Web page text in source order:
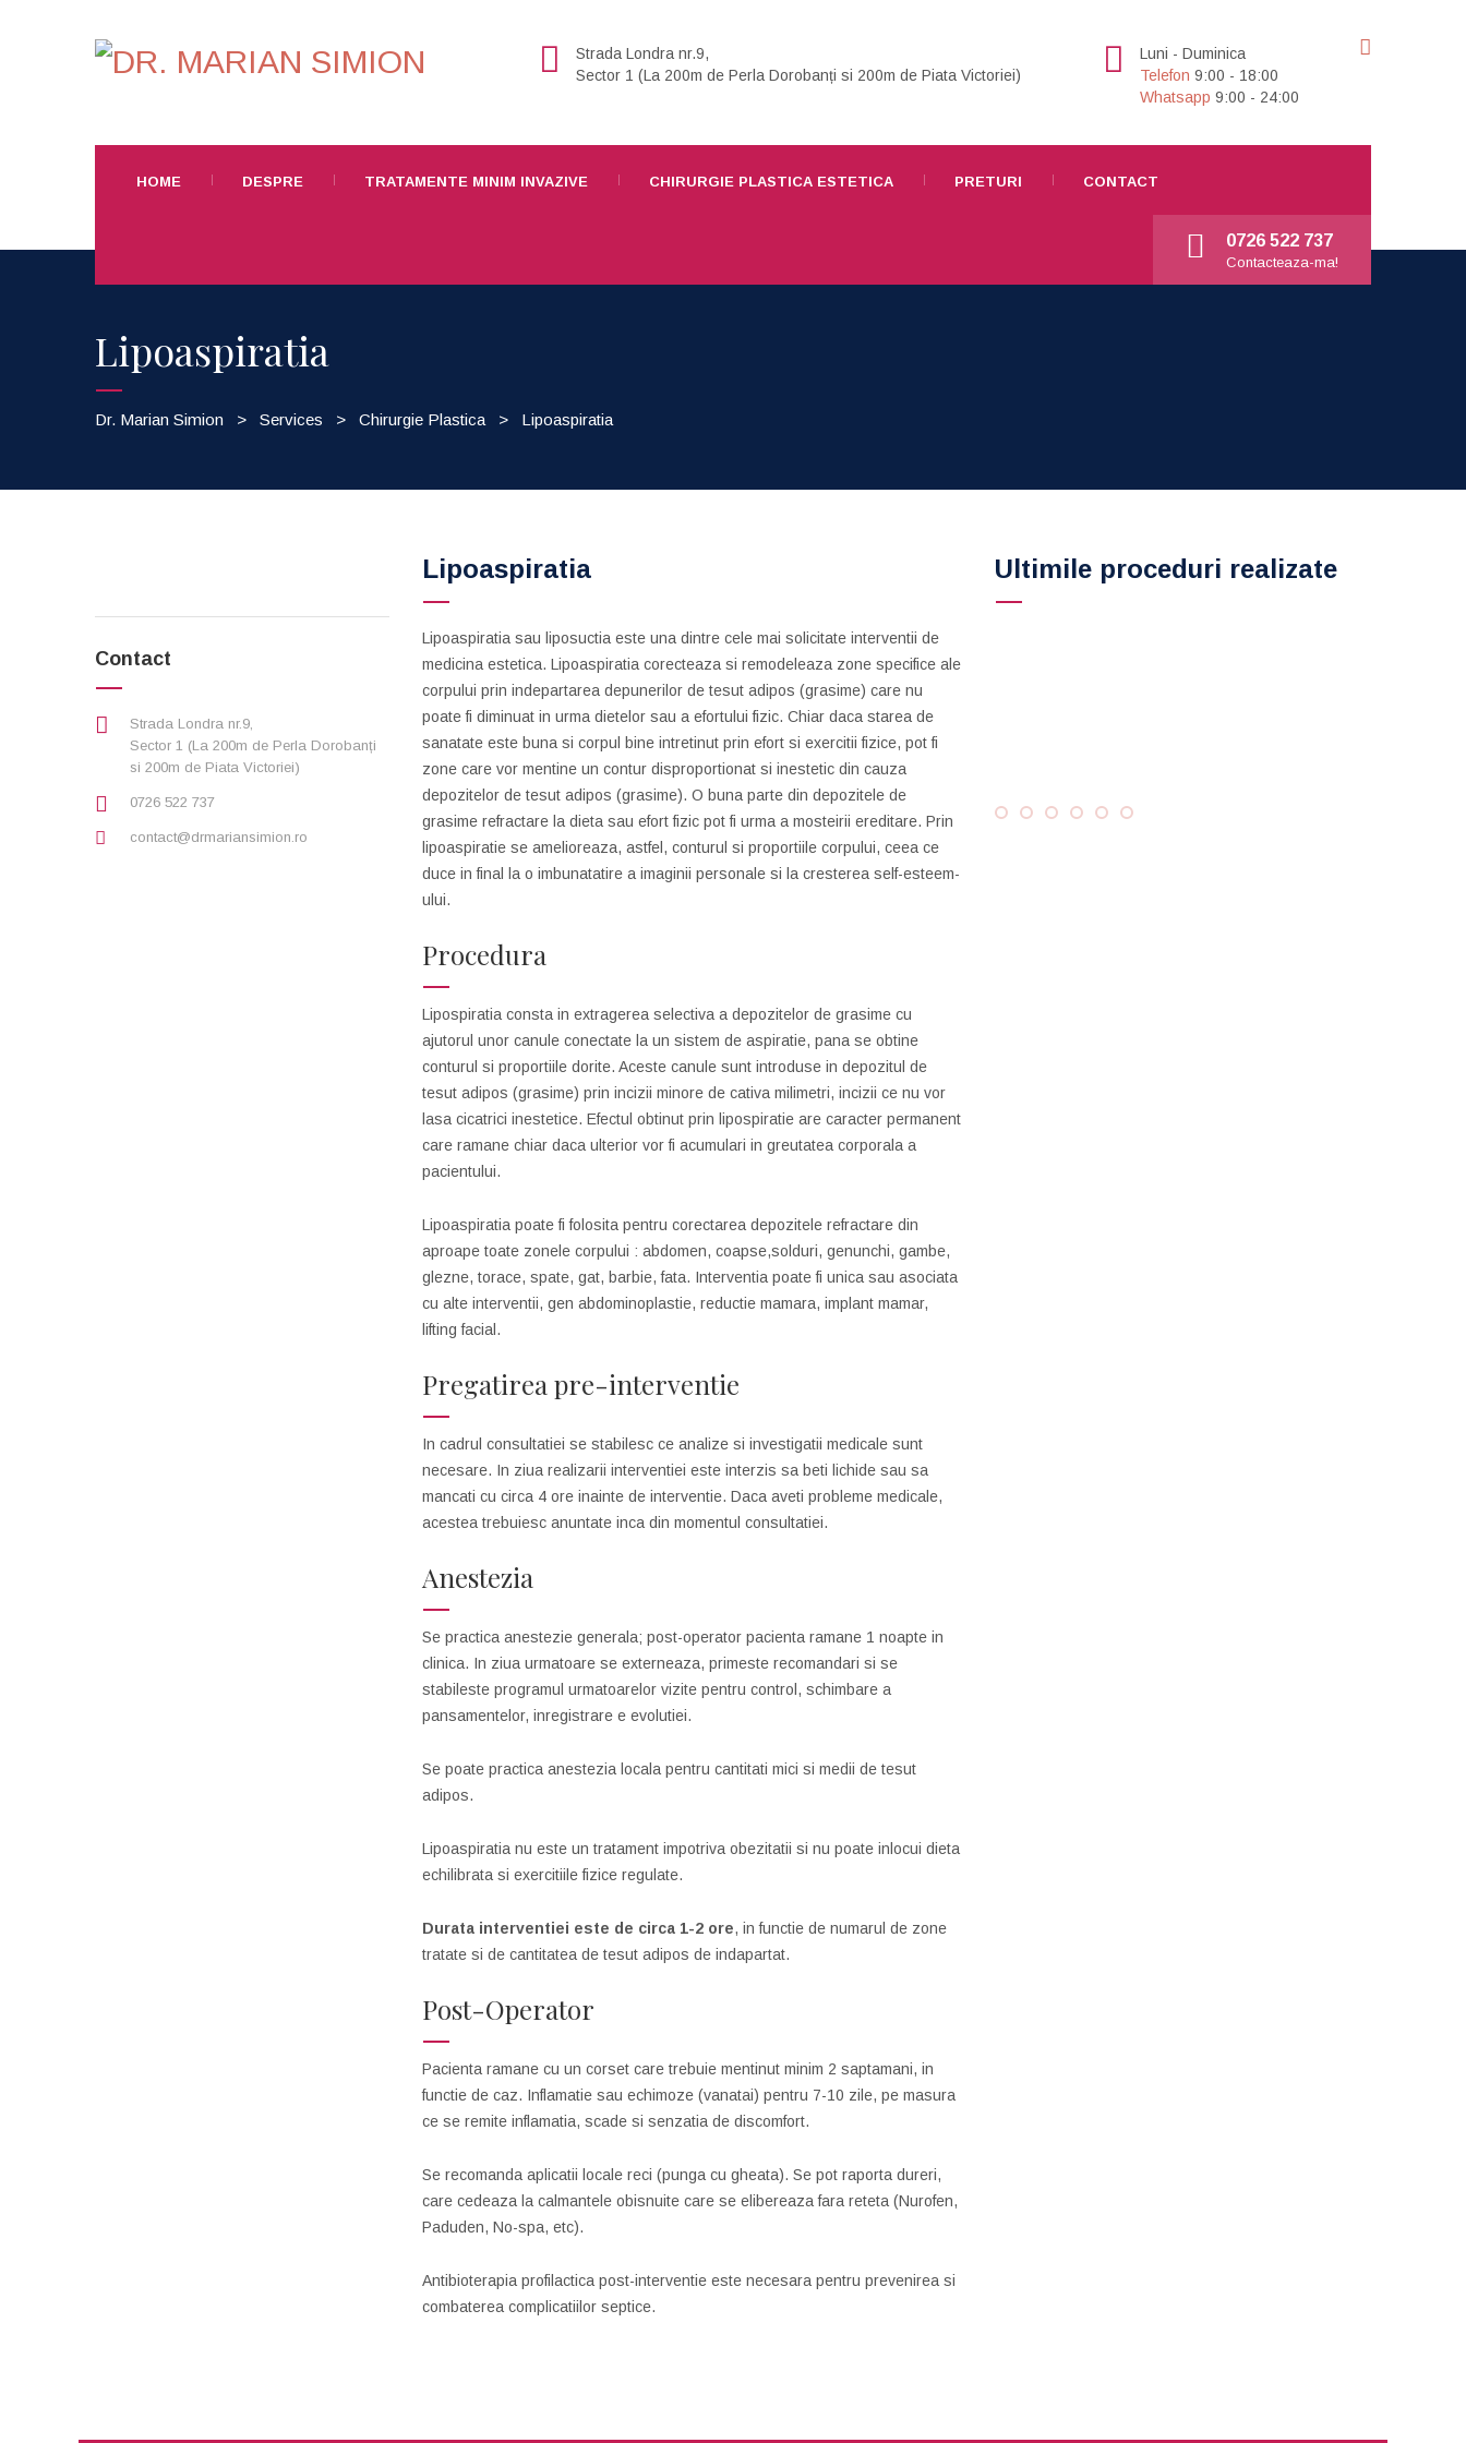
Luni - Duminica
Telefon 9:00 - 18:00
Whatsapp 9:00 - 24:00
Strada Londra nr.9,
Sector 1 (La 200m de Perla Dorobanți si 200m de Piata Victoriei)
HOME DESPRE TRATAMENTE MINIM INVAZIVE CHIRURGIE PLASTICA ESTETICA PRETURI CONTACT
0726 522 737
Contacteaza-ma!
Lipoaspiratia
Dr. Marian Simion > Services > Chirurgie Plastica > Lipoaspiratia
Contact
Strada Londra nr.9,
Sector 1 (La 200m de Perla Dorobanți
si 200m de Piata Victoriei)
0726 522 737
contact@drmariansimion.ro
Lipoaspiratia
Lipoaspiratia sau liposuctia este una dintre cele mai solicitate interventii de
medicina estetica. Lipoaspiratia corecteaza si remodeleaza zone specifice ale
corpului prin indepartarea depunerilor de tesut adipos (grasime) care nu
poate fi diminuat in urma dietelor sau a efortului fizic. Chiar daca starea de
sanatate este buna si corpul bine intretinut prin efort si exercitii fizice, pot fi
zone care vor mentine un contur disproportionat si inestetic din cauza
depozitelor de tesut adipos (grasime). O buna parte din depozitele de
grasime refractare la dieta sau efort fizic pot fi urma a mosteirii ereditare. Prin
lipoaspiratie se amelioreaza, astfel, conturul si proportiile corpului, ceea ce
duce in final la o imbunatatire a imaginii personale si la cresterea self-esteem-
ului.
Procedura
Lipospiratia consta in extragerea selectiva a depozitelor de grasime cu
ajutorul unor canule conectate la un sistem de aspiratie, pana se obtine
conturul si proportiile dorite. Aceste canule sunt introduse in depozitul de
tesut adipos (grasime) prin incizii minore de cativa milimetri, incizii ce nu vor
lasa cicatrici inestetice. Efectul obtinut prin lipospiratie are caracter permanent
care ramane chiar daca ulterior vor fi acumulari in greutatea corporala a
pacientului.
Lipoaspiratia poate fi folosita pentru corectarea depozitele refractare din
aproape toate zonele corpului : abdomen, coapse,solduri, genunchi, gambe,
glezne, torace, spate, gat, barbie, fata. Interventia poate fi unica sau asociata
cu alte interventii, gen abdominoplastie, reductie mamara, implant mamar,
lifting facial.
Pregatirea pre-interventie
In cadrul consultatiei se stabilesc ce analize si investigatii medicale sunt
necesare. In ziua realizarii interventiei este interzis sa beti lichide sau sa
mancati cu circa 4 ore inainte de interventie. Daca aveti probleme medicale,
acestea trebuiesc anuntate inca din momentul consultatiei.
Anestezia
Se practica anestezie generala; post-operator pacienta ramane 1 noapte in
clinica. In ziua urmatoare se externeaza, primeste recomandari si se
stabileste programul urmatoarelor vizite pentru control, schimbare a
pansamentelor, inregistrare e evolutiei.
Se poate practica anestezia locala pentru cantitati mici si medii de tesut
adipos.
Lipoaspiratia nu este un tratament impotriva obezitatii si nu poate inlocui dieta
echilibrata si exercitiile fizice regulate.
Durata interventiei este de circa 1-2 ore, in functie de numarul de zone
tratate si de cantitatea de tesut adipos de indapartat.
Post-Operator
Pacienta ramane cu un corset care trebuie mentinut minim 2 saptamani, in
functie de caz. Inflamatie sau echimoze (vanatai) pentru 7-10 zile, pe masura
ce se remite inflamatia, scade si senzatia de discomfort.
Se recomanda aplicatii locale reci (punga cu gheata). Se pot raporta dureri,
care cedeaza la calmantele obisnuite care se elibereaza fara reteta (Nurofen,
Paduden, No-spa, etc).
Antibioterapia profilactica post-interventie este necesara pentru prevenirea si
combaterea complicatiilor septice.
Ultimile proceduri realizate